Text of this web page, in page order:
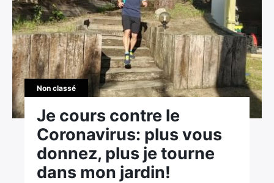
Non classé
Je cours contre le
Coronavirus: plus vous
donnez, plus je tourne
dans mon jardin!